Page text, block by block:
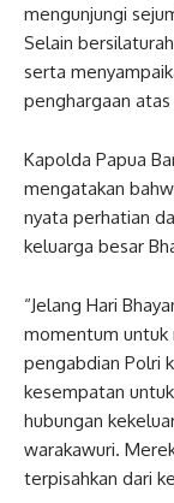
mengunjungi
Selain
serta
penghargaan
Kapolda Papua
mengatakan
nyata perhatian
keluarga besar
“Jelang Hari
momentum untuk
pengabdian Polri
kesempatan
hubungan
warakawuri.
terpisahkan dari